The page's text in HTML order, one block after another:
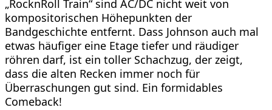
„RocknRoll Train“ sind AC/DC nicht weit von
kompositorischen Höhepunkten der
Bandgeschichte entfernt. Dass Johnson auch mal
etwas häufiger eine Etage tiefer und räudiger
röhren darf, ist ein toller Schachzug, der zeigt,
dass die alten Recken immer noch für
Überraschungen gut sind. Ein formidables
Comeback!